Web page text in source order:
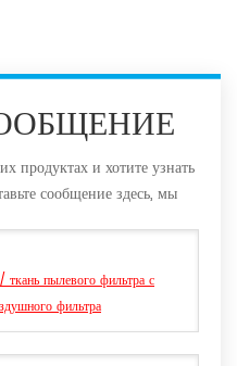
продуктах и хотите узнать
сообщение здесь, мы
пылевого фильтра с
фильтра